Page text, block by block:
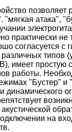
позволяет
атака",
практически не
согласуется с
типов
имеет простую
работы.
"Бустер" и
динамического
на